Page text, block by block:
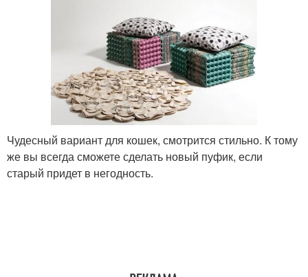
Чудесный вариант для кошек, смотрится стильно. К тому
же вы всегда сможете сделать новый пуфик, если
старый придет в негодность.